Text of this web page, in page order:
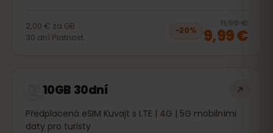
2,00 € za GB
30 dní Platnost
−20%
11,99 €
9,99 €
10GB 30dní
Předplacená eSIM Kuvajt s LTE | 4G | 5G mobilními
daty pro turisty